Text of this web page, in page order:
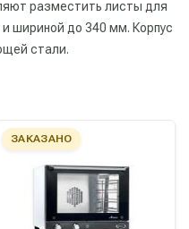
разместить листы для
шириной до 340 мм. Корпус
стали.
ЗАКАЗАНО